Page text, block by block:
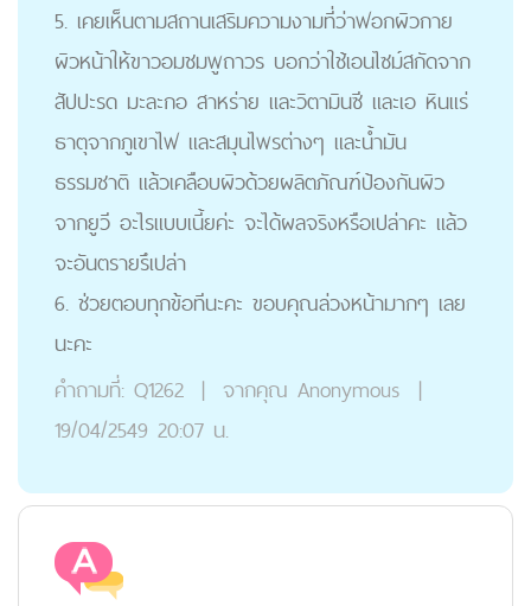
5. เคยเห็นตามสถานเสริมความงามที่ว่าฟอกผิวกาย
ผิวหน้าให้ขาวอมชมพูถาวร บอกว่าใช้เอนไซม์สกัดจาก
สัปปะรด มะละกอ สาหร่าย และวิตามินซี และเอ หินแร่
ธาตุจากภูเขาไฟ และสมุนไพรต่างๆ และน้ำมัน
ธรรมชาติ แล้วเคลือบผิวด้วยผลิตภัณฑ์ป้องกันผิว
จากยูวี อะไรแบบเนี้ยค่ะ จะได้ผลจริงหรือเปล่าคะ แล้ว
จะอันตรายรึเปล่า
6. ช่วยตอบทุกข้อทีนะคะ ขอบคุณล่วงหน้ามากๆ เลย
นะคะ
คำถามที่: Q1262 | จากคุณ Anonymous |
19/04/2549 20:07 น.